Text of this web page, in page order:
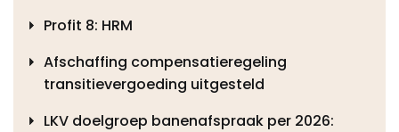
Profit 8: HRM
Afschaffing compensatieregeling
transitievergoeding uitgesteld
LKV doelgroep banenafspraak per 2026: